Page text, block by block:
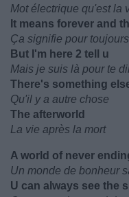
Mot électrique qu'est la
It means forever and
Ça signifie pour
But I'm here 2 tell u
Mais je suis là pour te
There's something
Qu'il y a autre chose
The afterworld
La vie après la mort
A world of never
Un monde de bonheur
U can always see the